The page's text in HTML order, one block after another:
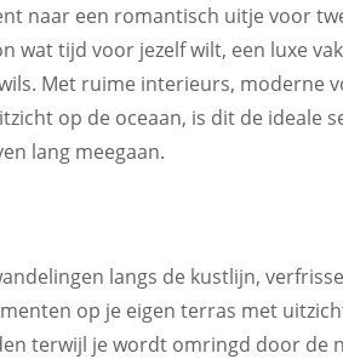
naar een romantisch uitje voor
wat tijd voor jezelf wilt, een luxe
Met ruime interieurs, moderne
op de oceaan, is dit de ideale
lang meegaan.
langs de kustlijn,
op je eigen terras met
terwijl je wordt omringd door de